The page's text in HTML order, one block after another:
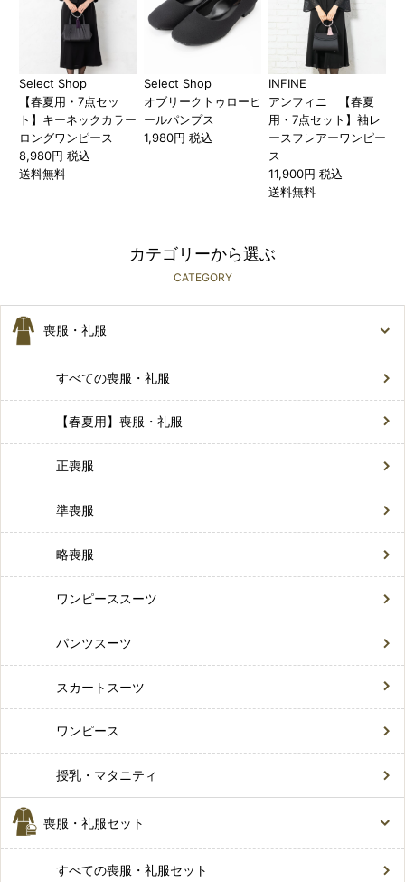
Select Shop
【春夏用・7点セッ
ト】キーネックカラー
ロングワンピース
8,980円 税込
送料無料
Select Shop
オブリークトゥローヒ
ールパンプス
1,980円 税込
INFINE
アンフィニ 【春夏
用・7点セット】袖レ
ースフレアーワンピー
ス
11,900円 税込
送料無料
カテゴリーから選ぶ
CATEGORY
喪服・礼服
すべての喪服・礼服
【春夏用】喪服・礼服
正喪服
準喪服
略喪服
ワンピーススーツ
パンツスーツ
スカートスーツ
ワンピース
授乳・マタニティ
喪服・礼服セット
すべての喪服・礼服セット